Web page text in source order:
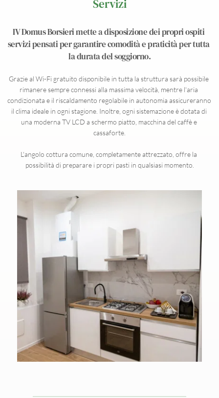
Servizi
IV Domus Borsieri mette a disposizione dei propri ospiti
servizi pensati per garantire comodità e praticità per tutta
la durata del soggiorno.
Grazie al Wi-Fi gratuito disponibile in tutta la struttura sarà possibile
rimanere sempre connessi alla massima velocità, mentre l'aria
condizionata e il riscaldamento regolabile in autonomia assicureranno
il clima ideale in ogni stagione. Inoltre, ogni sistemazione è dotata di
una moderna TV LCD a schermo piatto, macchina del caffè e
cassaforte.
L'angolo cottura comune, completamente attrezzato, offre la
possibilità di preparare i propri pasti in qualsiasi momento.